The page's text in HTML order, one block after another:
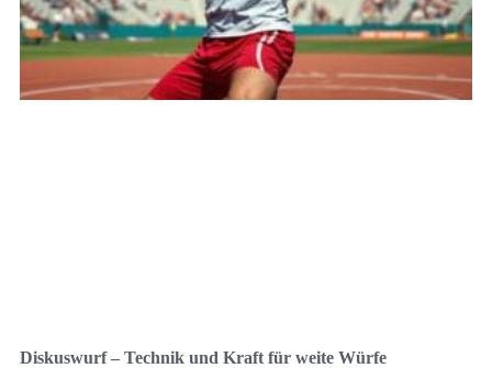
Diskuswurf – Technik und Kraft für weite Würfe